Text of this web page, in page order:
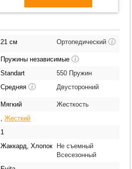
21 см Ортопедический i
Пружины независимые i
Standart
550 Пружин
Средняя i Двусторонний
Мягкий
Жесткость
Жесткий
1
Жаккард, Хлопок
Не съемный
Всесезонный